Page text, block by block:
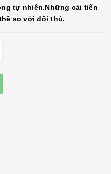
tự nhiên.Những cải tiến
so với đối thủ.